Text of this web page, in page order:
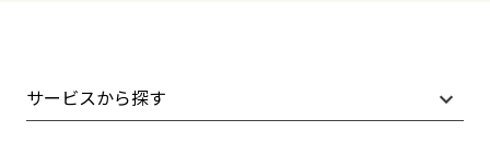
サービスから探す